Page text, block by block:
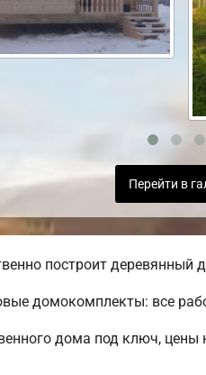
Перейти в
построит деревянный
домокомплекты: все
дома под ключ,